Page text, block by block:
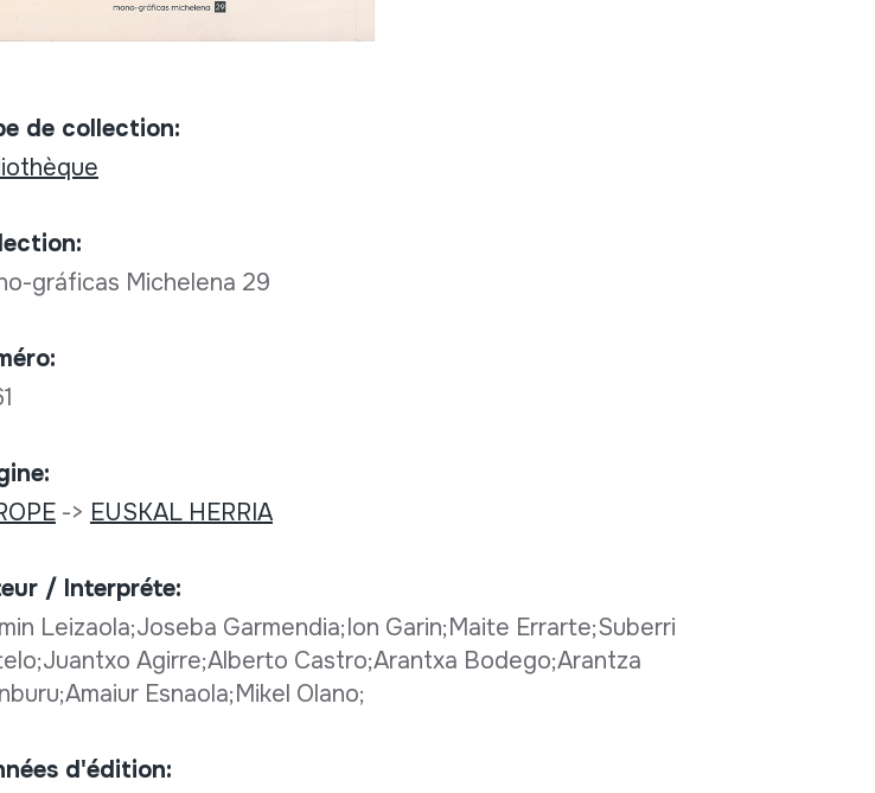
de collection:
gráficas Michelena 29
-> EUSKAL HERRIA
/ Interpréte:
Leizaola;Joseba Garmendia;Ion Garin;Maite Errarte;Suberri
Agirre;Alberto Castro;Arantxa Bodego;Arantza
Esnaola;Mikel Olano;
d'édition: